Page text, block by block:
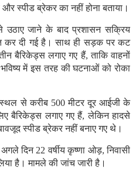
स्पीड ब्रेकर का नहीं होना बताया।
से उठाए जाने के बाद प्रशासन सक्रिय
कर दी गई है। साथ ही सड़क पर कट
बैरिकेड्स लगाए गए हैं, ताकि वाहनों
में इस तरह की घटनाओं को रोका
स्थल से करीब 500 मीटर दूर आईजी के
बैरिकेड्स लगाए गए हैं, लेकिन हादसे
स्पीड ब्रेकर नहीं बनाए गए थे।
दिन 22 वर्षीय कृष्णा ओड़, निवासी
है। मामले की जांच जारी है।